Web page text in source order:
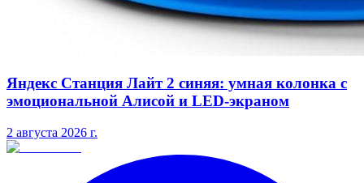
Яндекс Станция Лайт 2 синяя: умная колонка с
эмоциональной Алисой и LED-экраном
2 августа 2026 г.